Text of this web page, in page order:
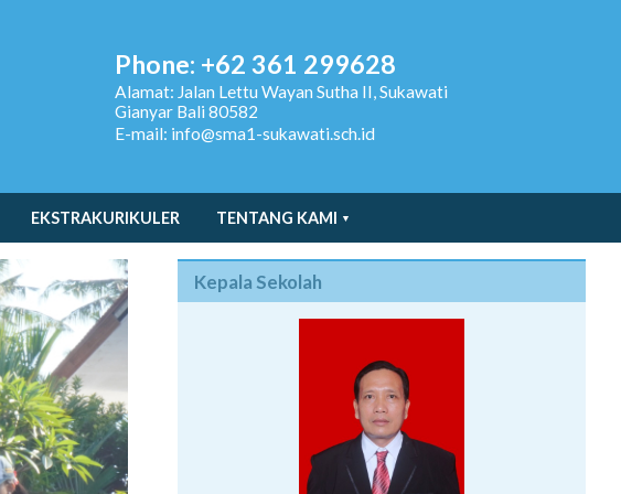
Phone: +62 361 299628
Alamat: Jalan Lettu Wayan Sutha II, Sukawati
Gianyar Bali 80582
E-mail: info@sma1-sukawati.sch.id
EKSTRAKURIKULER TENTANG KAMI
Kepala Sekolah